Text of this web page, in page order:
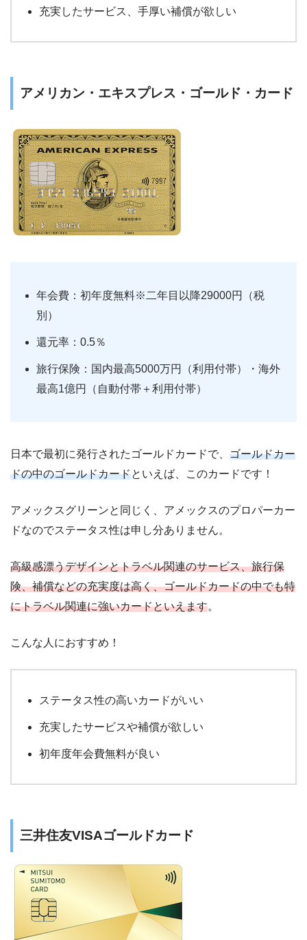
充実したサービス、手厚い補償が欲しい
アメリカン・エキスプレス・ゴールド・カード
年会費：初年度無料※二年目以降29000円（税
別）
還元率：0.5％
旅行保険：国内最高5000万円（利用付帯）・海外
最高1億円（自動付帯＋利用付帯）
日本で最初に発行されたゴールドカードで、 ゴールドカー
ドの中のゴールドカードといえば、このカードです！
アメックスグリーンと同じく、アメックスのプロパーカー
ドなのでステータス性は申し分ありません。
高級感漂うデザインとトラベル関連のサービス、旅行保
険、補償などの充実度は高く、ゴールドカードの中でも特
にトラベル関連に強いカードといえます。
こんな人におすすめ！
ステータス性の高いカードがいい
充実したサービスや補償が欲しい
初年度年会費無料が良い
三井住友VISAゴールドカード